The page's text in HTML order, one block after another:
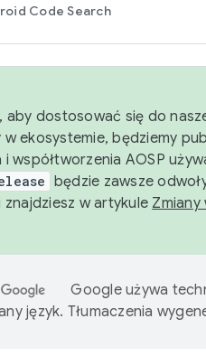
Code Search
aby dostosować się do
ekosystemie, będziemy
współtworzenia AOSP
będzie zawsze
w artykule Zmiany
Google używa
język. Tłumaczenia